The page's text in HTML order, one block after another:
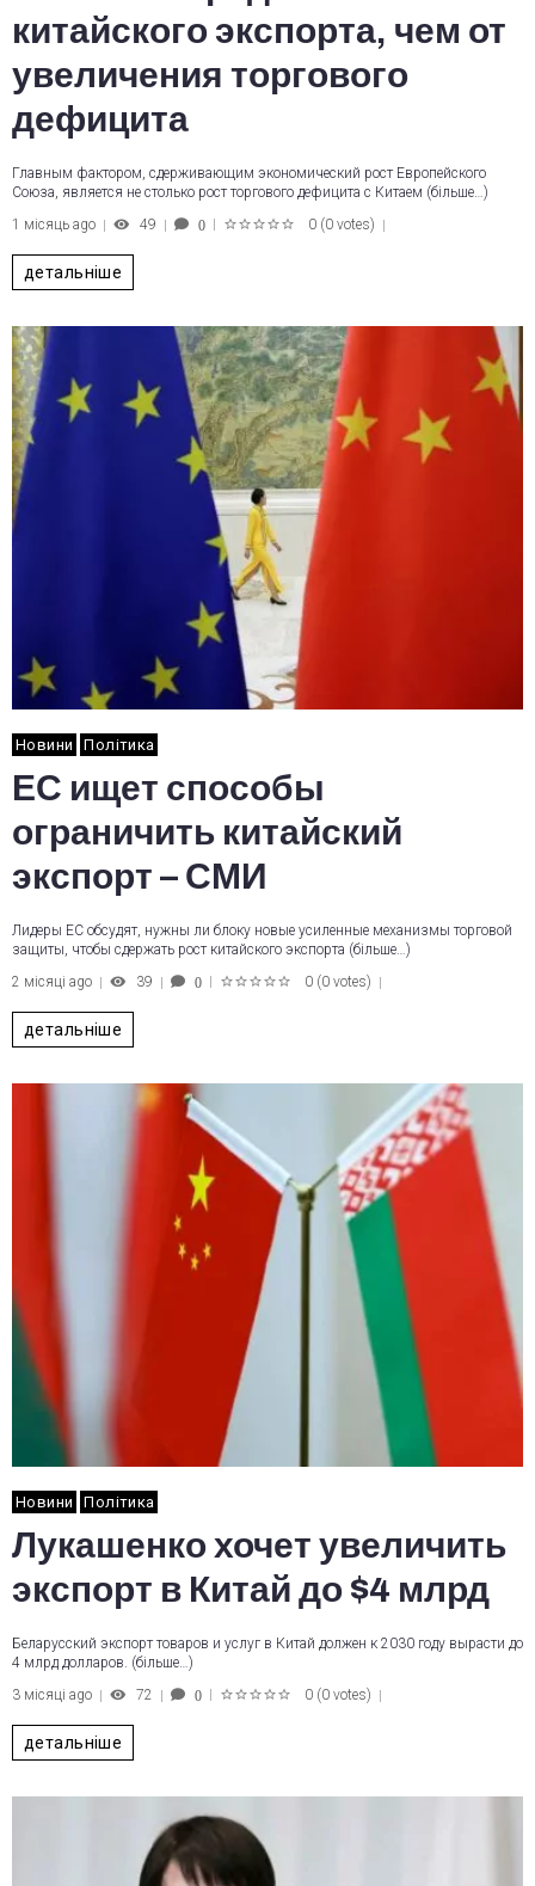
китайского экспорта, чем от
увеличения торгового
дефицита
Главным фактором, сдерживающим экономический рост Европейского
Союза, является не столько рост торгового дефицита с Китаем (більше…)
1 місяць ago
49 0 0 (0 votes)
детальніше
Новини Політика
ЕС ищет способы
ограничить китайский
экспорт – СМИ
Лидеры ЕС обсудят, нужны ли блоку новые усиленные механизмы торговой
защиты, чтобы сдержать рост китайского экспорта (більше…)
2 місяці ago
39 0 0 (0 votes)
детальніше
Новини Політика
Лукашенко хочет увеличить
экспорт в Китай до $4 млрд
Беларусский экспорт товаров и услуг в Китай должен к 2030 году вырасти до
4 млрд долларов. (більше…)
3 місяці ago
72 0 0 (0 votes)
детальніше